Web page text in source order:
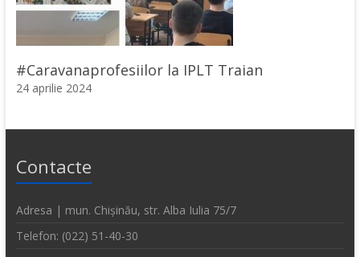
#Caravanaprofesiilor la IPLT Traian
24 aprilie 2024
Contacte
Adresa | mun. Chișinău, str. Alba Iulia 75/7
Telefon: (022) 51-40-30